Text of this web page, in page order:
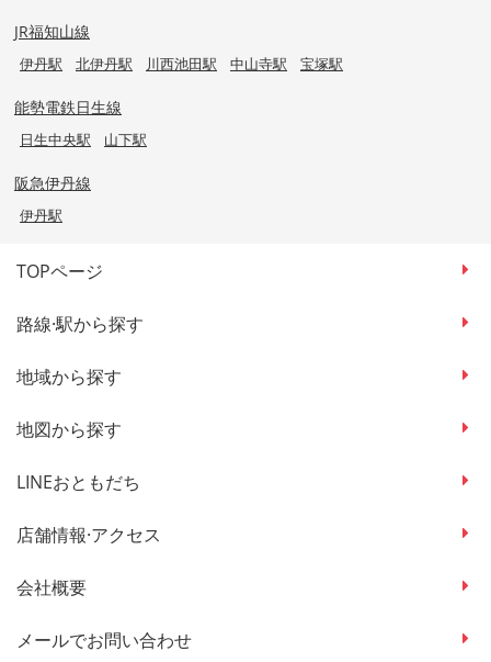
JR福知山線
伊丹駅 北伊丹駅 川西池田駅 中山寺駅 宝塚駅
能勢電鉄日生線
日生中央駅 山下駅
阪急伊丹線
伊丹駅
TOPページ
路線·駅から探す
地域から探す
地図から探す
LINEおともだち
店舗情報·アクセス
会社概要
メールでお問い合わせ